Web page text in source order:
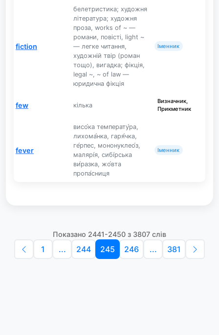
fiction
белетристика; художня
література; художня
проза, works of ~ —
романи, повісті, light ~
— легке читання,
художній твір (роман
тощо), вигадка; фікція,
legal ~, ~ of law —
юридична фікція
Іменник
few кілька
Визначник,
Прикметник
fever
висо́ка температу́ра,
лихома́нка, гаря́чка,
ге́рпес, мононуклео́з,
малярі́я, сибі́рська
ви́разка, жо́вта
пропа́сниця
Іменник
Показано 2441-2450 з 3807 слів
1 ... 244 245 246 ... 381